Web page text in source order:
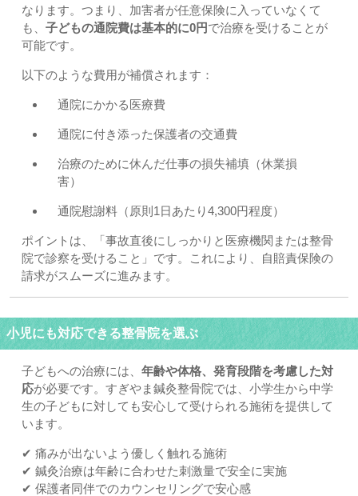
なります。つまり、加害者が任意保険に入っていなくて
も、 子どもの通院費は基本的に0円で治療を受けることが
可能です。
以下のような費用が補償されます：
通院にかかる医療費
通院に付き添った保護者の交通費
治療のために休んだ仕事の損失補填（休業損
害）
通院慰謝料（原則1日あたり4,300円程度）
ポイントは、「事故直後にしっかりと医療機関または整骨
院で診察を受けること」です。これにより、自賠責保険の
請求がスムーズに進みます。
小児にも対応できる整骨院を選ぶ
子どもへの治療には、 年齢や体格、発育段階を考慮した対
応が必要です。すぎやま鍼灸整骨院では、小学生から中学
生の子どもに対しても安心して受けられる施術を提供して
います。
✔ 痛みが出ないよう優しく触れる施術
✔ 鍼灸治療は年齢に合わせた刺激量で安全に実施
✔ 保護者同伴でのカウンセリングで安心感